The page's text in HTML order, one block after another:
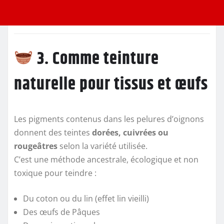
3. Comme teinture
naturelle pour tissus et œufs
Les pigments contenus dans les pelures d’oignons
donnent des teintes dorées, cuivrées ou
rougeâtres selon la variété utilisée.
C’est une méthode ancestrale, écologique et non
toxique pour teindre :
Du coton ou du lin (effet lin vieilli)
Des œufs de Pâques